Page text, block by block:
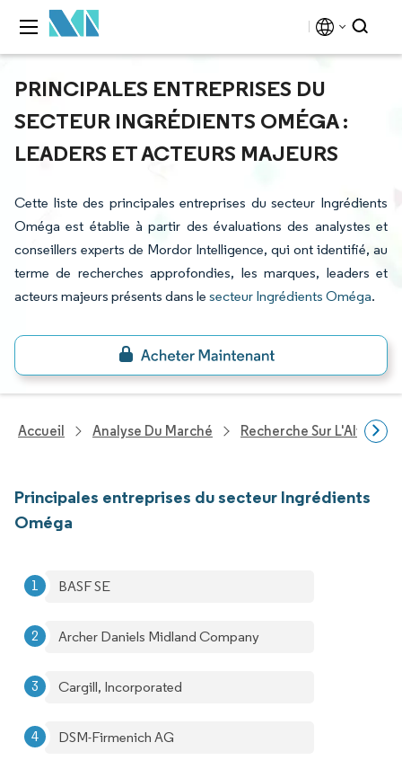
PRINCIPALES ENTREPRISES DU
SECTEUR INGRÉDIENTS OMÉGA :
LEADERS ET ACTEURS MAJEURS
Cette liste des principales entreprises du secteur Ingrédients
Oméga est établie à partir des évaluations des analystes et
conseillers experts de Mordor Intelligence, qui ont identifié, au
terme de recherches approfondies, les marques, leaders et
acteurs majeurs présents dans le secteur Ingrédients Oméga.
Accueil Analyse Du Marché Recherche Sur
Principales entreprises du secteur Ingrédients
Oméga
BASF SE
Archer Daniels Midland Company
Cargill, Incorporated
DSM-Firmenich AG